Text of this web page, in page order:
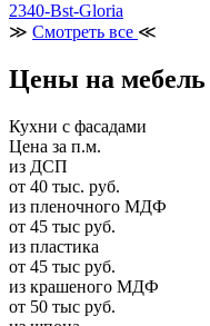
2340-Bst-Gloria
≫ Смотреть все ≪
Цены на мебель
Кухни с фасадами
Цена за п.м.
из ДСП
от 40 тыс. руб.
из пленочного МДФ
от 45 тыс руб.
из пластика
от 45 тыс руб.
из крашеного МДФ
от 50 тыс руб.